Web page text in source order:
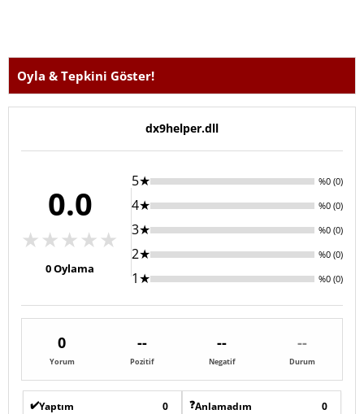
Oyla & Tepkini Göster!
dx9helper.dll
0.0
★★★★★
0Oylama
5★ %0 (0)
4★ %0 (0)
3★ %0 (0)
2★ %0 (0)
1★ %0 (0)
0
Yorum
--
Pozitif
--
Negatif
--
Durum
✔️Yaptım 0 ❓Anlamadım 0